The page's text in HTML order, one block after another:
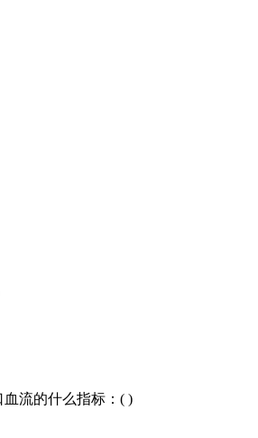
流的什么指标：( )